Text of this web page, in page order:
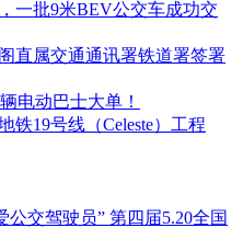
一批9米BEV公交车成功交
直属交通通讯署铁道署签署
电动巴士大单！
铁19号线（Celeste）工程
交驾驶员” 第四届5.20全国